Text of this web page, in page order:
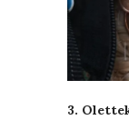
3.